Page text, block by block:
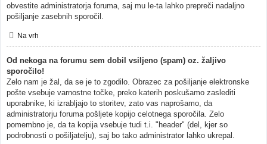
obvestite administratorja foruma, saj mu le-ta lahko prepreči nadaljno
pošiljanje zasebnih sporočil.
Na vrh
Od nekoga na forumu sem dobil vsiljeno (spam) oz. žaljivo
sporočilo!
Zelo nam je žal, da se je to zgodilo. Obrazec za pošiljanje elektronske
pošte vsebuje varnostne točke, preko katerih poskušamo zaslediti
uporabnike, ki izrabljajo to storitev, zato vas naprošamo, da
administratorju foruma pošljete kopijo celotnega sporočila. Zelo
pomembno je, da ta kopija vsebuje tudi t.i. "header" (del, kjer so
podrobnosti o pošiljatelju), saj bo tako administrator lahko ukrepal.